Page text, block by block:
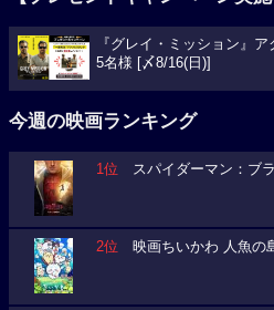
『グレイ・ミッション』
5名様 [〆8/16(日)]
今週の映画ランキング
1位 スパイダーマン：ブ
2位 映画ちいかわ 人魚の